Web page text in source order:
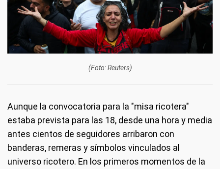
(Foto: Reuters)
Aunque la convocatoria para la "misa ricotera"
estaba prevista para las 18, desde una hora y media
antes cientos de seguidores arribaron con
banderas, remeras y símbolos vinculados al
universo ricotero. En los primeros momentos de la